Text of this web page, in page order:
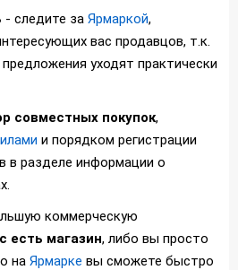
- следите за Ярмаркой,
вас продавцов, т.к.
уходят практически
совместных покупок,
и порядком регистрации
в разделе информации о
коммерческую
есть магазин, либо вы просто
на Ярмарке вы сможете быстро